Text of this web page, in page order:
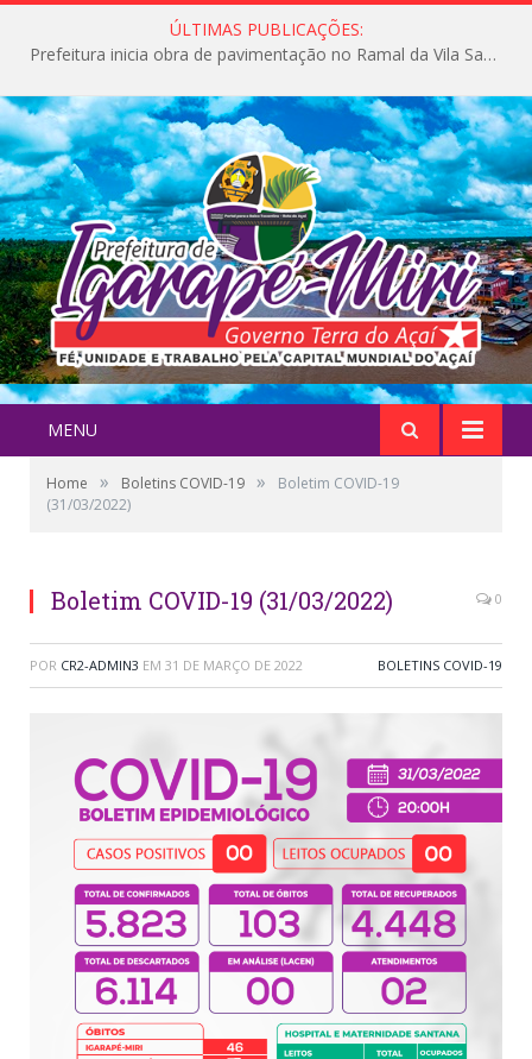
ÚLTIMAS PUBLICAÇÕES:
Prefeitura inicia obra de pavimentação no Ramal da Vila Santa Maria do Icatu
MENU
Home » Boletins COVID-19 »
Boletim COVID-19
(31/03/2022)
Boletim COVID-19 (31/03/2022) 0
POR CR2-ADMIN3 EM 31 DE MARÇO DE 2022 BOLETINS COVID-19